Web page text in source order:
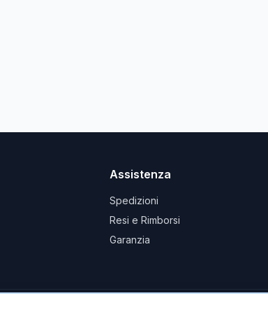
Assistenza
Spedizioni
Resi e Rimborsi
Garanzia